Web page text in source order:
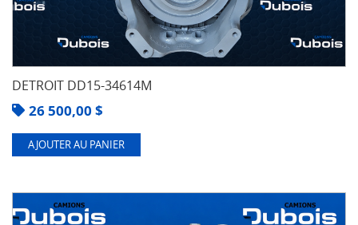
DETROIT DD15-34614M
26 500,00 $
AJOUTER AU PANIER